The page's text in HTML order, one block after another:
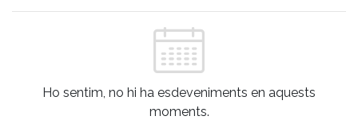
Ho sentim, no hi ha esdeveniments en aquests
moments.